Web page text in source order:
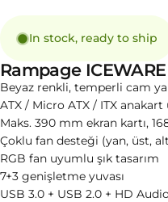
In stock, ready to ship
Rampage
Beyaz renkli, temperli cam
ATX / Micro ATX / ITX
Maks. 390 mm ekran kartı,
Çoklu fan desteği (yan, üst,
RGB fan uyumlu şık tasarım
7+3 genişletme yuvası
USB 3.0 + USB 2.0 + HD